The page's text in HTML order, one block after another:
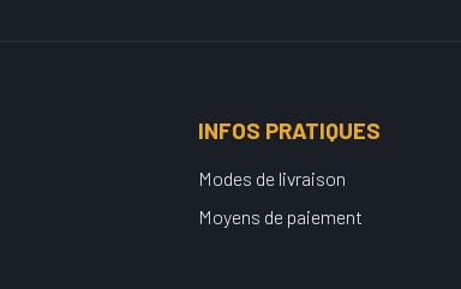
INFOS PRATIQUES
Modes de livraison
Moyens de paiement